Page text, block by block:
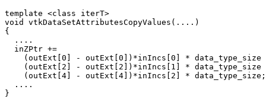
template <class iterT>
void vtkDataSetAttributesCopyValues(....)
{
  ....
  inZPtr +=
(outExt[0] - outExt[0])*inIncs[0] * data_type_size
(outExt[2] - outExt[2])*inIncs[1] * data_type_size
    (outExt[4] - outExt[4])*inIncs[2] * data_type_size;
  ....
}